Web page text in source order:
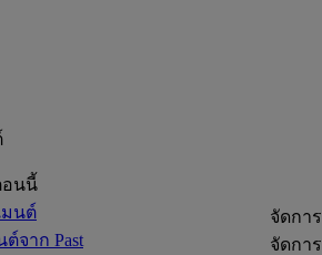
อนนี้
มนต์
จาก Past
จัดกา
จัดกา